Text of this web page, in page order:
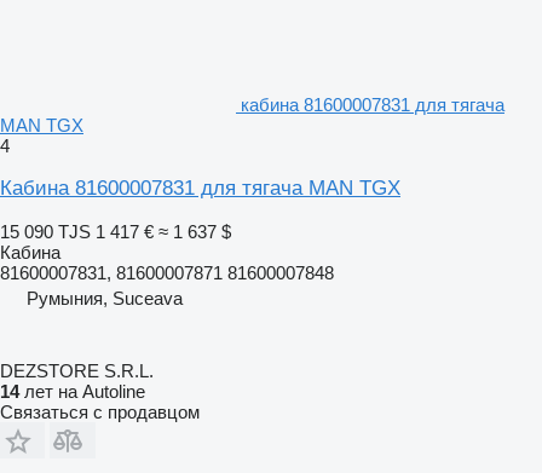
кабина 81600007831 для тягача
MAN TGX
4
Кабина 81600007831 для тягача MAN TGX
15 090 TJS 1 417 € ≈ 1 637 $
Кабина
81600007831, 81600007871 81600007848
Румыния, Suceava
DEZSTORE S.R.L.
14лет на Autoline
Связаться с продавцом